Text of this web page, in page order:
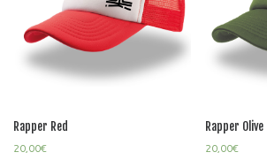
Rapper Red
20,00€
Rapper Olive
20,00€